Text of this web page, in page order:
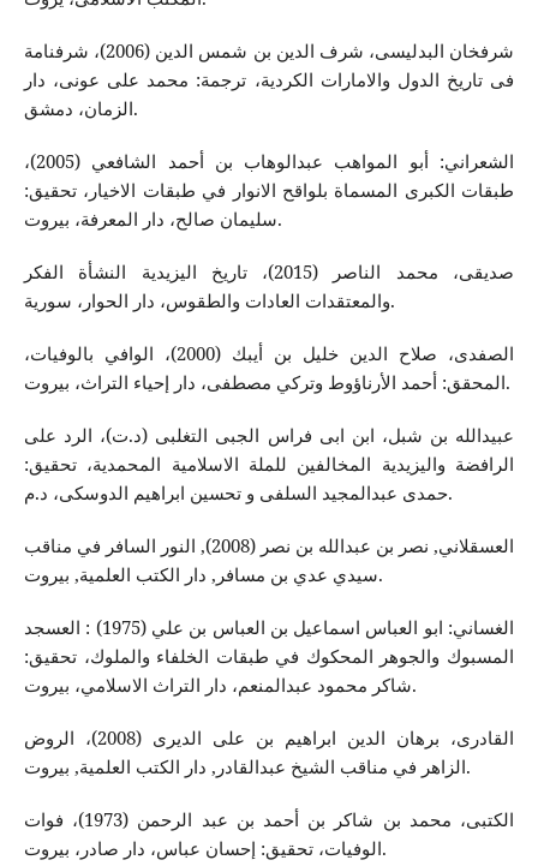
شرفخان البدلیسی، شرف الدين بن شمس الدين (2006)، شرفنامة
فی تاریخ الدول والامارات الكردیة، ترجمة: محمد علی عونی، دار
الزمان، دمشق.
الشعراني: أبو المواهب عبدالوهاب بن أحمد الشافعي (2005)،
طبقات الكبرى المسماة بلواقح الانوار في طبقات الاخيار، تحقيق:
سليمان صالح، دار المعرفة، بيروت.
صدیقی، محمد الناصر (2015)، تاریخ الیزیدیة النشأة الفكر
والمعتقدات العادات والطقوس، دار الحوار، سوریة.
الصفدی، صلاح الدين خليل بن أيبك (2000)، الوافي بالوفيات،
المحقق: أحمد الأرناؤوط وتركي مصطفى، دار إحياء التراث، بيروت.
عبیدالله‌ بن شبل، ابن ابی فراس الجبی التغلبی (د.ت)، الرد علی
الرافضة والیزیدیة المخالفین للملة الاسلامیة المحمدیة، تحقیق:
حمدی عبدالمجید السلفی و تحسین ابراهیم الدوسكی، د.م.
العسقلاني, نصر بن عبدالله بن نصر (2008), النور السافر في مناقب
سيدي عدي بن مسافر, دار الكتب العلمية, بيروت.
الغساني: ابو العباس اسماعيل بن العباس بن علي (1975) : العسجد
المسبوك والجوهر المحكوك في طبقات الخلفاء والملوك، تحقيق:
شاكر محمود عبدالمنعم، دار التراث الاسلامي، بيروت.
القادری، برهان الدین ابراهیم بن علی الدیری (2008)، الروض
الزاهر في مناقب الشيخ عبدالقادر, دار الكتب العلمية, بيروت.
الكتبی، محمد بن شاكر بن أحمد بن عبد الرحمن (1973)، فوات
الوفيات، تحقیق: إحسان عباس، دار صادر، بيروت.